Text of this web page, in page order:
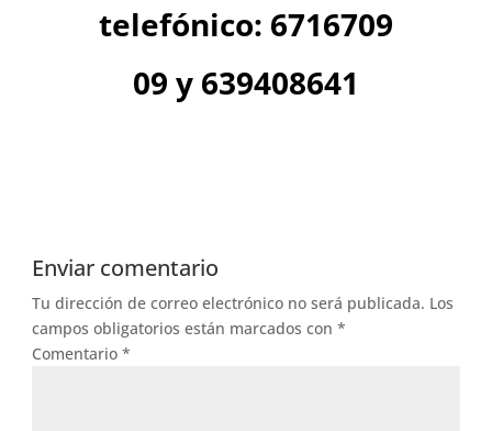
telefónico: 6716709
09 y 639408641
Enviar comentario
Tu dirección de correo electrónico no será publicada. Los
campos obligatorios están marcados con*
Comentario*